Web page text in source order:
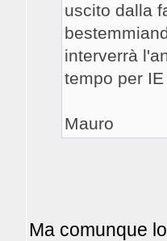
uscito dalla
interverrà
tempo per
Mauro
Ma comunque